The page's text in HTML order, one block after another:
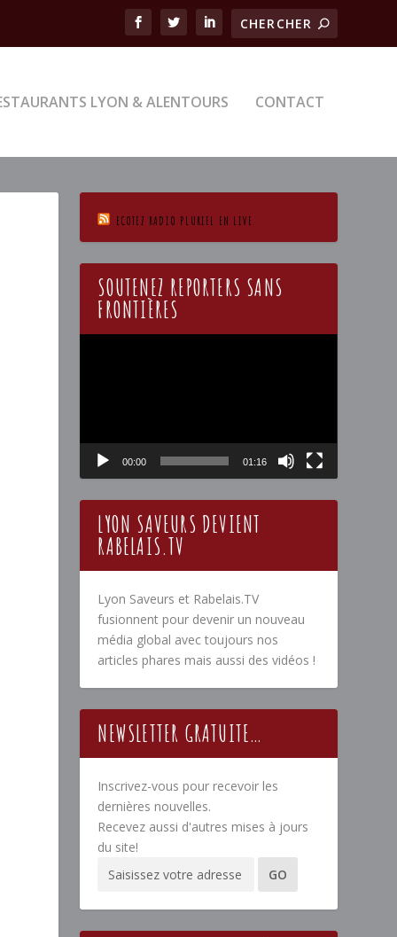
LYON & ALENTOURS CONTACT
ECOTEZ RADIO PLURIEL EN LIVE
SOUTENEZ REPORTERS SANS
FRONTIÈRES
00:00 01:16
LYON SAVEURS DEVIENT
RABELAIS.TV
Lyon Saveurs et Rabelais.TV
fusionnent pour devenir un nouveau
média global avec toujours nos
articles phares mais aussi des vidéos !
NEWSLETTER GRATUITE…
Inscrivez-vous pour recevoir les
dernières nouvelles.
Recevez aussi d'autres mises à jours
du site!